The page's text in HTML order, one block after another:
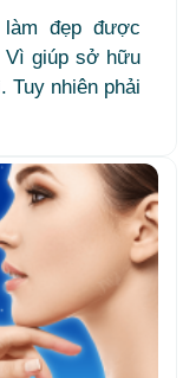
đẹp được
Vì giúp sở hữu
Tuy nhiên phải